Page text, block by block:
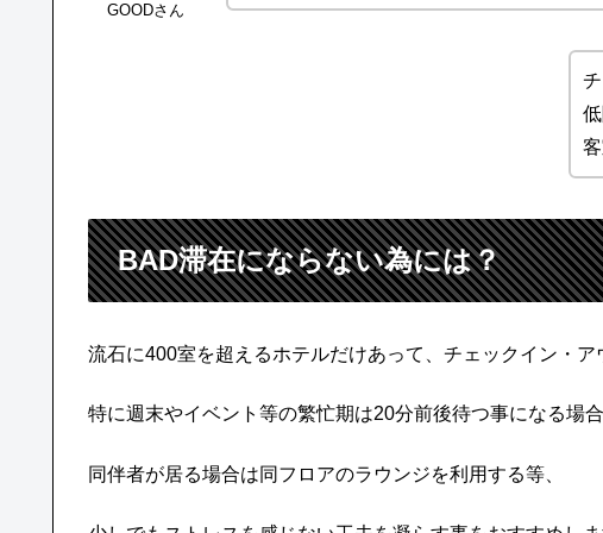
GOODさん
BAD滞在にならない為には？
流石に400室を超えるホテルだけあって、チェックイン・ア
特に週末やイベント等の繁忙期は20分前後待つ事になる場合
同伴者が居る場合は同フロアのラウンジを利用する等、